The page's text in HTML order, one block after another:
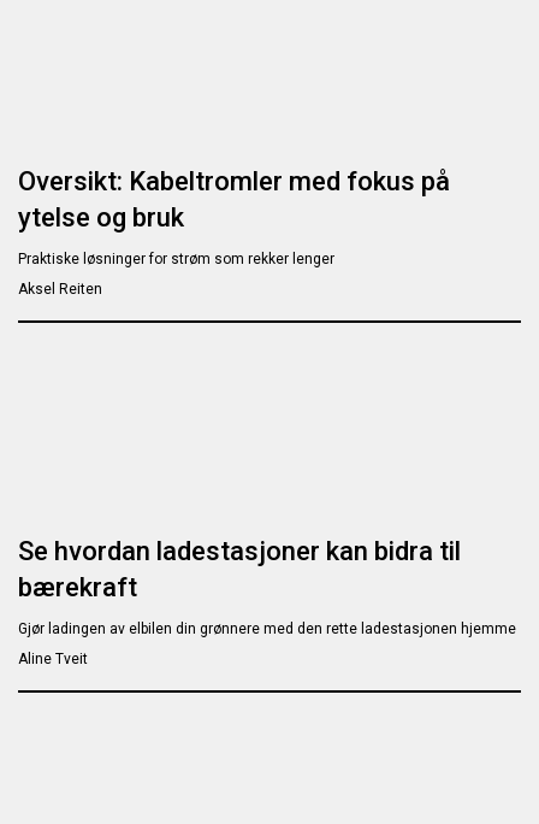
Oversikt: Kabeltromler med fokus på
ytelse og bruk
Praktiske løsninger for strøm som rekker lenger
Aksel Reiten
Se hvordan ladestasjoner kan bidra til
bærekraft
Gjør ladingen av elbilen din grønnere med den rette ladestasjonen hjemme
Aline Tveit